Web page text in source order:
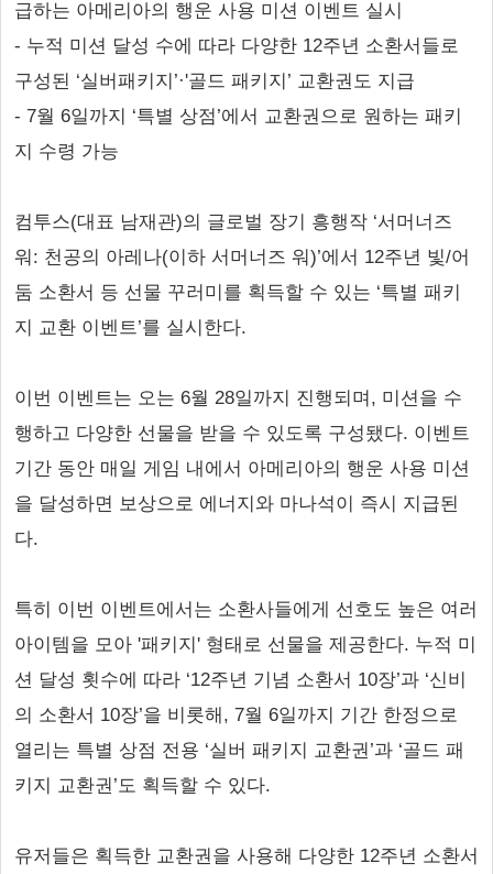
급하는 아메리아의 행운 사용 미션 이벤트 실시
- 누적 미션 달성 수에 따라 다양한 12주년 소환서들로
구성된 ‘실버패키지’·'골드 패키지’ 교환권도 지급
- 7월 6일까지 ‘특별 상점’에서 교환권으로 원하는 패키
지 수령 가능
컴투스(대표 남재관)의 글로벌 장기 흥행작 ‘서머너즈
워: 천공의 아레나(이하 서머너즈 워)’에서 12주년 빛/어
둠 소환서 등 선물 꾸러미를 획득할 수 있는 ‘특별 패키
지 교환 이벤트’를 실시한다.
이번 이벤트는 오는 6월 28일까지 진행되며, 미션을 수
행하고 다양한 선물을 받을 수 있도록 구성됐다. 이벤트
기간 동안 매일 게임 내에서 아메리아의 행운 사용 미션
을 달성하면 보상으로 에너지와 마나석이 즉시 지급된
다.
특히 이번 이벤트에서는 소환사들에게 선호도 높은 여러
아이템을 모아 '패키지' 형태로 선물을 제공한다. 누적 미
션 달성 횟수에 따라 ‘12주년 기념 소환서 10장’과 ‘신비
의 소환서 10장’을 비롯해, 7월 6일까지 기간 한정으로
열리는 특별 상점 전용 ‘실버 패키지 교환권’과 ‘골드 패
키지 교환권’도 획득할 수 있다.
유저들은 획득한 교환권을 사용해 다양한 12주년 소환서